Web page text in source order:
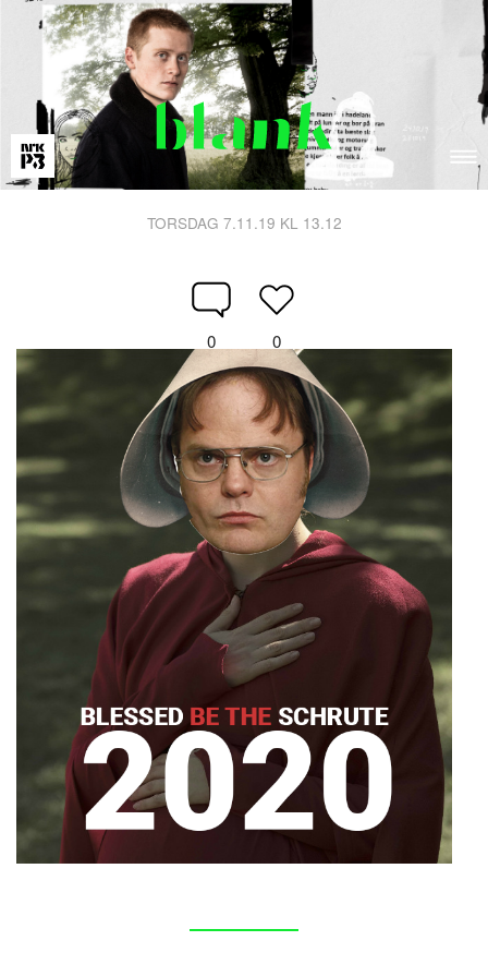
TORSDAG 7.11.19 KL 13.12
0 0